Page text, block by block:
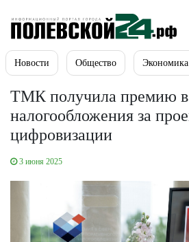
Новости Общество Экономика
ТМК получила премию в
налогообложения за
цифровизации
3 июня 2025